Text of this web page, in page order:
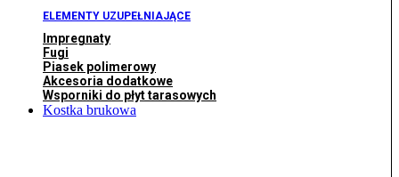
ELEMENTY UZUPEŁNIAJĄCE
Impregnaty
Fugi
Piasek polimerowy
Akcesoria dodatkowe
Wsporniki do płyt tarasowych
Kostka brukowa